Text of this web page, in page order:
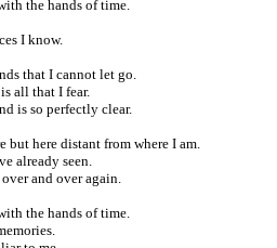
the hands of time.
I know.
that I cannot let go.
all that I fear.
is so perfectly clear.
but here distant from where I am.
already seen.
and over again.
the hands of time.